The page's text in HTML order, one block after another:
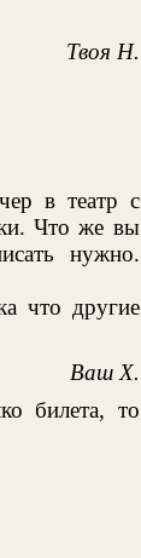
Твоя Н.
в театр с
Что же вы
нужно.
что другие
Ваш X.
билета, то